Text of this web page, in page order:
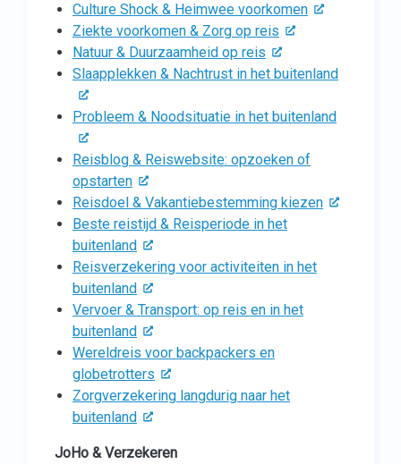
Culture Shock & Heimwee voorkomen
Ziekte voorkomen & Zorg op reis
Natuur & Duurzaamheid op reis
Slaapplekken & Nachtrust in het buitenland
Probleem & Noodsituatie in het buitenland
Reisblog & Reiswebsite: opzoeken of
opstarten
Reisdoel & Vakantiebestemming kiezen
Beste reistijd & Reisperiode in het
buitenland
Reisverzekering voor activiteiten in het
buitenland
Vervoer & Transport: op reis en in het
buitenland
Wereldreis voor backpackers en
globetrotters
Zorgverzekering langdurig naar het
buitenland
JoHo & Verzekeren